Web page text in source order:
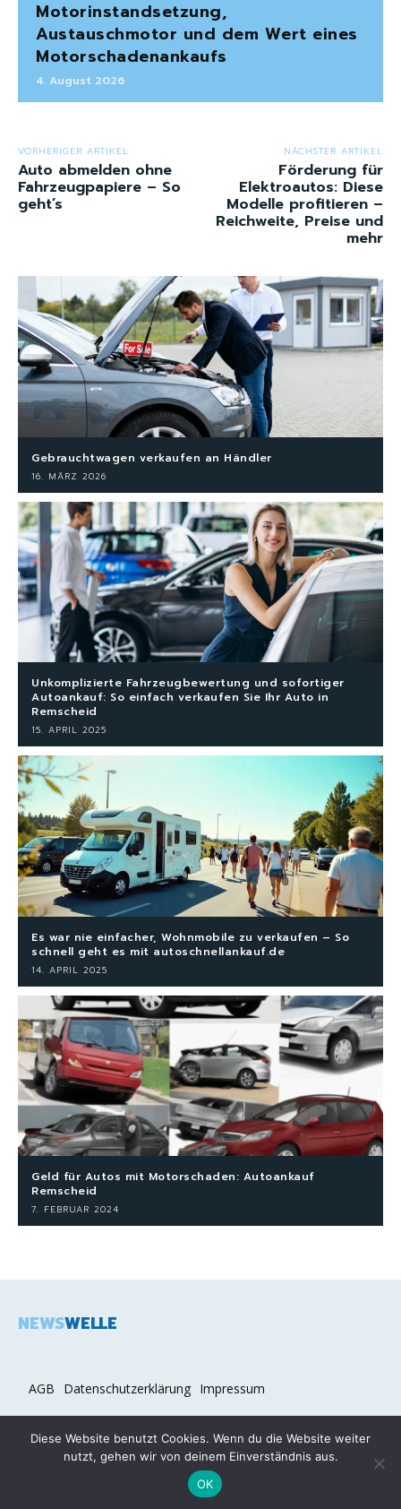
Motorinstandsetzung,
Austauschmotor und dem Wert eines
Motorschadenankaufs
4. August 2026
VORHERIGER ARTIKEL
Auto abmelden ohne
Fahrzeugpapiere – So
geht’s
NÄCHSTER ARTIKEL
Förderung für
Elektroautos: Diese
Modelle profitieren –
Reichweite, Preise und
mehr
Gebrauchtwagen verkaufen an Händler
16. MÄRZ 2026
Unkomplizierte Fahrzeugbewertung und sofortiger
Autoankauf: So einfach verkaufen Sie Ihr Auto in
Remscheid
15. APRIL 2025
Es war nie einfacher, Wohnmobile zu verkaufen – So
schnell geht es mit autoschnellankauf.de
14. APRIL 2025
Geld für Autos mit Motorschaden: Autoankauf
Remscheid
7. FEBRUAR 2024
NEWSWELLE
AGB Datenschutzerklärung Impressum
2026 COPYRIGHT © NEWSWELLE.DE
Diese Website benutzt Cookies. Wenn du die Website weiter
nutzt, gehen wir von deinem Einverständnis aus.
OK